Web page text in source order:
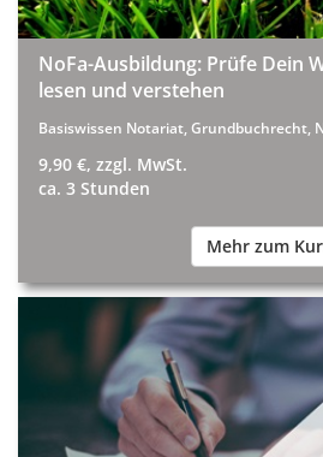
NoFa-Ausbildung: Prüfe Dein
lesen und verstehen
Basiswissen Notariat, Grundbuchrecht,
9,90 €, zzgl. MwSt.
ca. 3 Stunden
Mehr zum